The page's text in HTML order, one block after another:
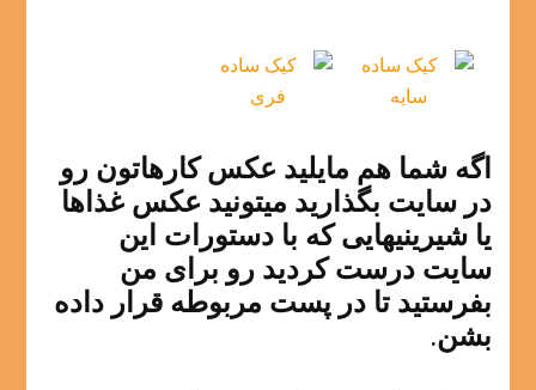
اگه شما هم مایلید عکس کارهاتون رو
در سایت بگذارید میتونید عکس غذاها
یا شیرینیهایی که با دستورات این
سایت درست کردید رو برای من
بفرستید تا در پست مربوطه قرار داده
بشن.